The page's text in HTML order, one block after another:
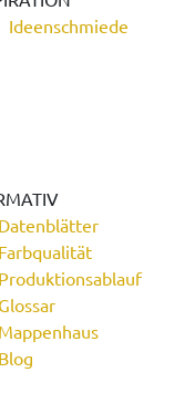
Ideenschmiede
Datenblätter
Farbqualität
Produktionsablauf
Glossar
Mappenhaus
Blog